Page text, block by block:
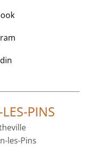
PINS
les-Pins